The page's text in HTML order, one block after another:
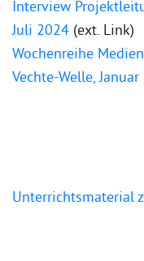
Interview
Juli 2024 (ext. Link)
Wochenreihe
Vechte-Welle,
Unterrichtsmaterial